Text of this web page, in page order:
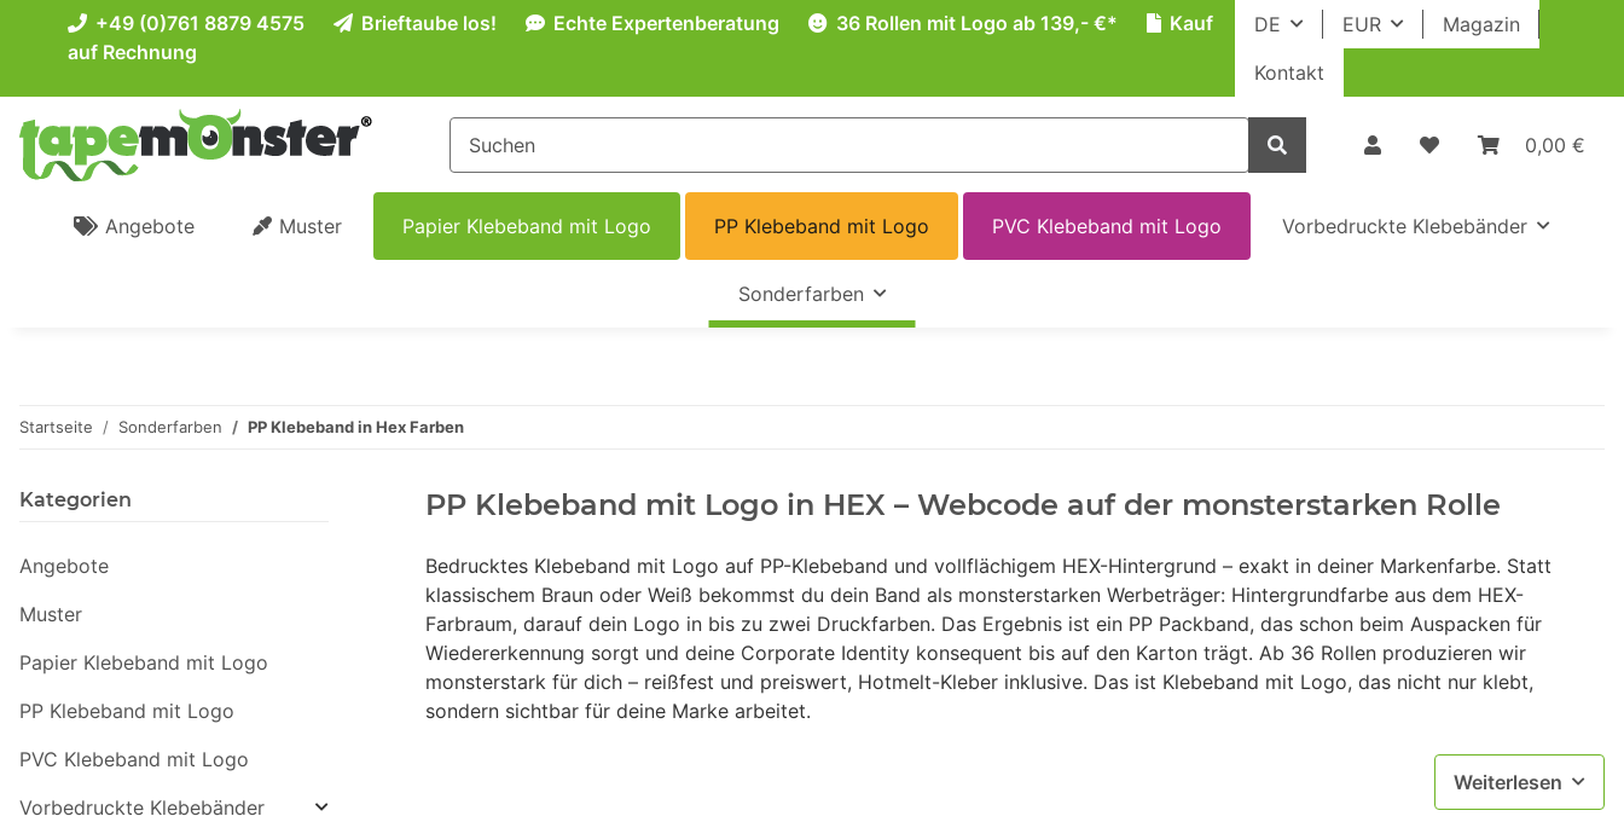
DE EUR
Magazin
Kontakt
+49 (0)761 8879 4575 Brieftaube los! Echte Expertenberatung 36 Rollen mit Logo ab 139,- €*
Kauf
auf Rechnung
0,00 €
Angebote Muster Papier Klebeband mit Logo PP Klebeband mit Logo PVC Klebeband mit Logo Vorbedruckte Klebebänder
Sonderfarben
Startseite Sonderfarben PP Klebeband in Hex Farben
PP Klebeband mit Logo in HEX – Webcode auf der monsterstarken Rolle
Bedrucktes Klebeband mit Logo auf PP-Klebeband und vollflächigem HEX-Hintergrund – exakt in deiner Markenfarbe. Statt
klassischem Braun oder Weiß bekommst du dein Band als monsterstarken Werbeträger: Hintergrundfarbe aus dem HEX-
Farbraum, darauf dein Logo in bis zu zwei Druckfarben. Das Ergebnis ist ein PP Packband, das schon beim Auspacken für
Wiedererkennung sorgt und deine Corporate Identity konsequent bis auf den Karton trägt. Ab 36 Rollen produzieren wir
monsterstark für dich – reißfest und preiswert, Hotmelt-Kleber inklusive. Das ist Klebeband mit Logo, das nicht nur klebt,
sondern sichtbar für deine Marke arbeitet.
Weiterlesen
Kategorien
Angebote
Muster
Papier Klebeband mit Logo
PP Klebeband mit Logo
PVC Klebeband mit Logo
Vorbedruckte Klebebänder